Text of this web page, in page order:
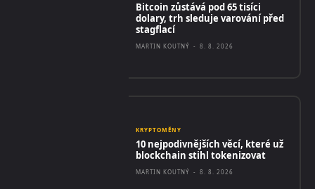
Bitcoin zůstává pod 65 tisíci
dolary, trh sleduje varování před
stagflací
MARTIN KOUTNÝ - 8. 8. 2026
KRYPTOMĚNY
10 nejpodivnějších věcí, které už
blockchain stihl tokenizovat
MARTIN KOUTNÝ - 8. 8. 2026